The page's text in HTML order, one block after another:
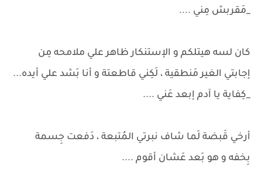
_مَقربش مِني ....
كان لسه هيتلكم و الإستنكار ظاهر علي ملامحه مِن
إجابتي الغير مَنطقية ، لَكِني قاطعتة و أنا بَشد علي أيده...
_كِفاية يا آدم إبعد عَني ....
أرخي قَبضة لَما شاف نبرتي المُتبعة ، دَفعت جِسمة
بِخفه و هو بَعد عَشان أقوم ....